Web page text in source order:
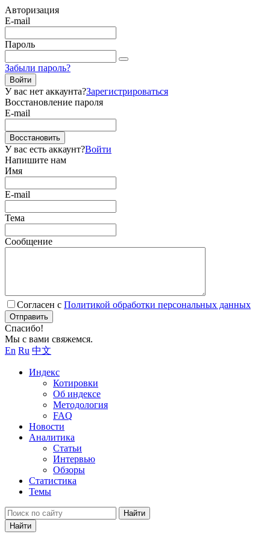
Авторизация
E-mail
Пароль
Забыли пароль?
Войти
У вас нет аккаунта?Зарегистрироваться
Восстановление пароля
E-mail
Восстановить
У вас есть аккаунт?Войти
Напишите нам
Имя
E-mail
Тема
Сообщение
Согласен с Политикой обработки персональных данных
Отправить
Спасибо!
Мы с вами свяжемся.
En Ru 中文
Индекс
Котировки
Об индексе
Методология
FAQ
Новости
Аналитика
Статьи
Интервью
Обзоры
Статистика
Темы
Найти
Найти